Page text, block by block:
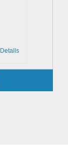
Details